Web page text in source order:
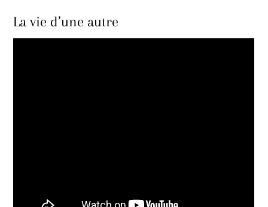
La vie d’une autre